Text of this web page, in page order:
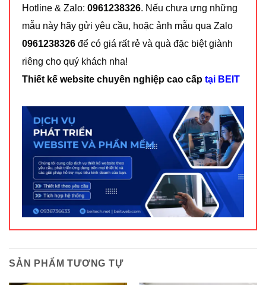
Hotline & Zalo: 0961238326. Nếu chưa ưng những
mẫu này hãy gửi yêu cầu, hoặc ảnh mẫu qua Zalo
0961238326 để có giá rất rẻ và quà đặc biệt giành
riêng cho quý khách nha!
Thiết kế website chuyên nghiệp cao cấp tại BEIT
SẢN PHẨM TƯƠNG TỰ